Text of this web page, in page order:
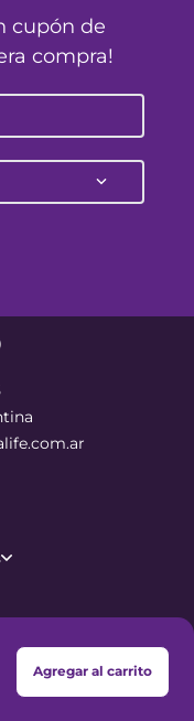
Agregar al carrito
cupón de
compra!